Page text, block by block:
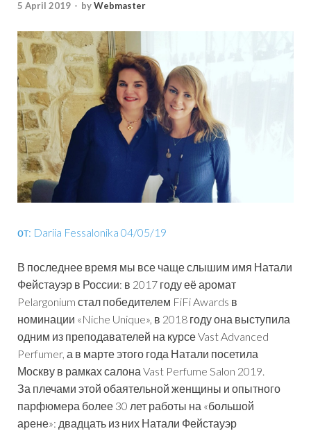
5 April 2019 - byWebmaster
от: Dariia Fessalonika 04/05/19
В последнее время мы все чаще слышим имя Натали
Фейстауэр в России: в 2017 году её аромат
Pelargonium стал победителем FiFi Awards в
номинации «Niche Unique», в 2018 году она выступила
одним из преподавателей на курсе Vast Advanced
Perfumer, а в марте этого года Натали посетила
Москву в рамках салона Vast Perfume Salon 2019.
За плечами этой обаятельной женщины и опытного
парфюмера более 30 лет работы на «большой
арене»: двадцать из них Натали Фейстауэр